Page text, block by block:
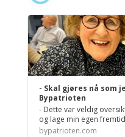
;
- Skal gjøres nå som
Bypatrioten
- Dette var veldig
og lage min egen
bypatrioten.com